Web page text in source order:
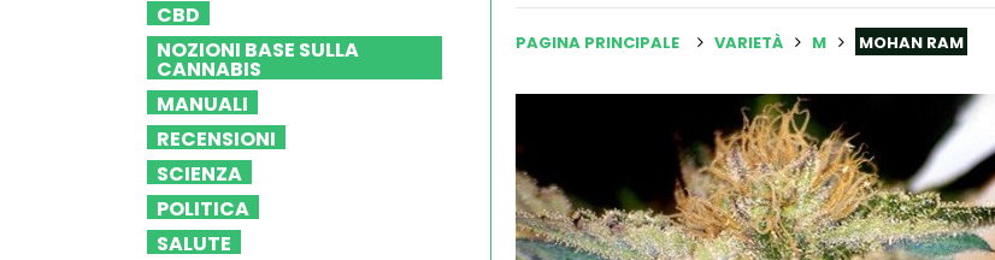
CBD
NOZIONI BASE SULLA
CANNABIS
MANUALI
RECENSIONI
SCIENZA
POLITICA
SALUTE
PAGINA PRINCIPALE VARIETÀ M MOHAN RAM